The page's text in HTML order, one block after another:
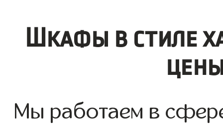
Шкафы в стиле
Мы работаем в